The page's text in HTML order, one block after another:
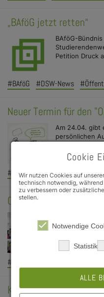
„BAföG jetzt retten“
BAföG-
Petition Druck
#BAföG #DSW-News
Neuer Termin für den
Am 24.04. gibt
persönlichen
#Gastro #Aktion
Cafeteria Hubland Nord
#Gastro
Kellerperle: Programm
Cookie
Wir nutzen Cookies auf
technisch notwendig,
zu verbessern oder
stellen.
Notwendige
Statistik
ALLE